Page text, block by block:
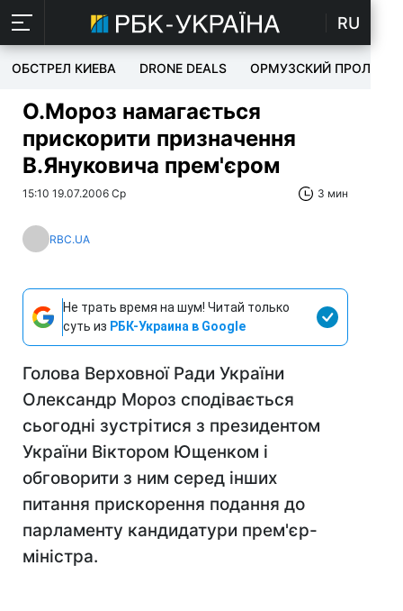
RU
ОБСТРЕЛ КИЕВА DRONE DEALS ОРМУЗСКИЙ ПРОЛИВ
О.Мороз намагається
прискорити призначення
В.Януковича прем'єром
15:10 19.07.2006 Ср 3 мин
RBC.UA
Не трать время на шум! Читай только
суть из РБК-Украина в Google
Голова Верховної Ради України
Олександр Мороз сподівається
сьогодні зустрітися з президентом
України Віктором Ющенком і
обговорити з ним серед інших
питання прискорення подання до
парламенту кандидатури прем'єр-
міністра.